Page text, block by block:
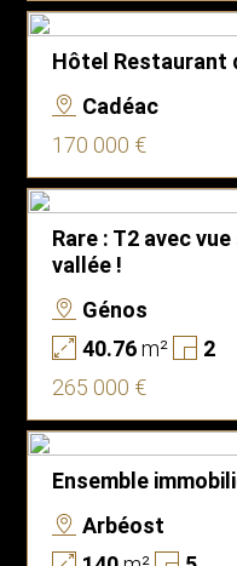
Hôtel Restaurant
Cadéac
170 000 €
Rare : T2 avec
vallée !
Génos
40.76m²
2
265 000 €
Ensemble
Arbéost